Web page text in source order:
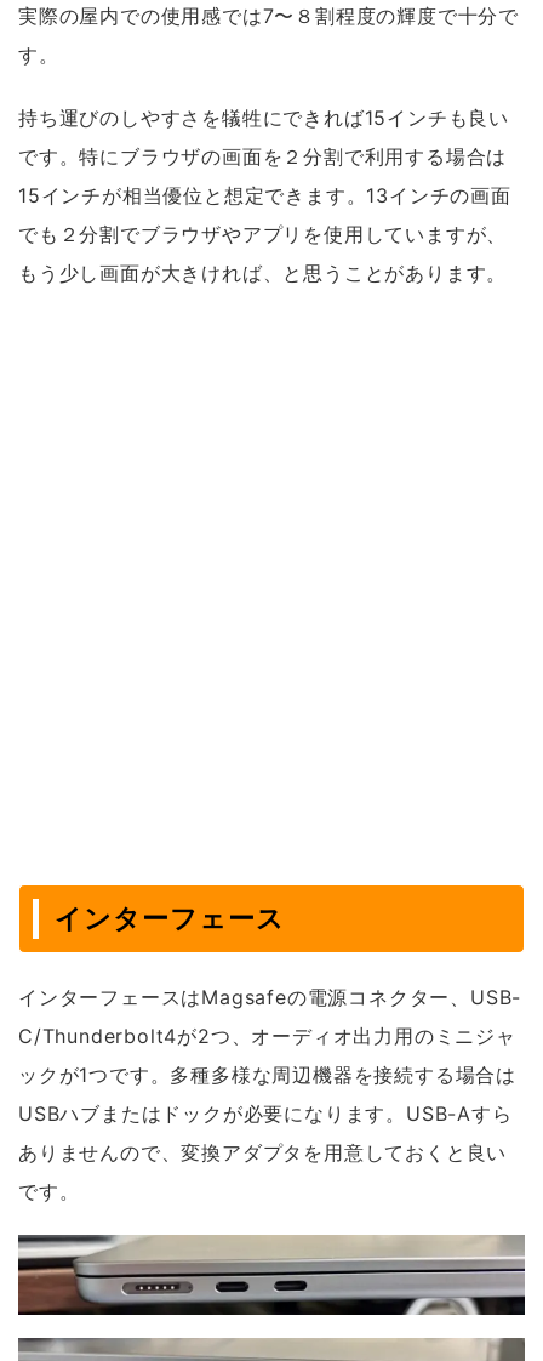
実際の屋内での使用感では7〜８割程度の輝度で十分で
す。
持ち運びのしやすさを犠牲にできれば15インチも良い
です。特にブラウザの画面を２分割で利用する場合は
15インチが相当優位と想定できます。13インチの画面
でも２分割でブラウザやアプリを使用していますが、
もう少し画面が大きければ、と思うことがあります。
インターフェース
インターフェースはMagsafeの電源コネクター、USB-
C/Thunderbolt4が2つ、オーディオ出力用のミニジャ
ックが1つです。多種多様な周辺機器を接続する場合は
USBハブまたはドックが必要になります。USB-Aすら
ありませんので、変換アダプタを用意しておくと良い
です。